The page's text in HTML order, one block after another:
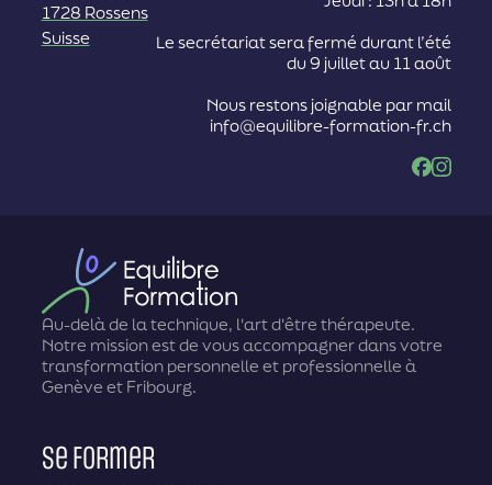
1728 Rossens
Suisse
Le secrétariat sera fermé durant l’été
du 9 juillet au 11 août
Nous restons joignable par mail
info@equilibre-formation-fr.ch
Facebook
Au-delà de la technique, l'art d'être thérapeute.
Notre mission est de vous accompagner dans votre
transformation personnelle et professionnelle à
Genève et Fribourg.
Se former